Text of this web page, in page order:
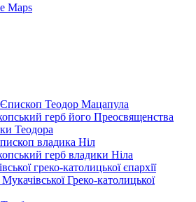
Maps
Теодор Мацапула
герб його Преосвященства
Теодора
владика Ніл
герб владики Ніла
греко-католицької єпархії
Греко-католицької